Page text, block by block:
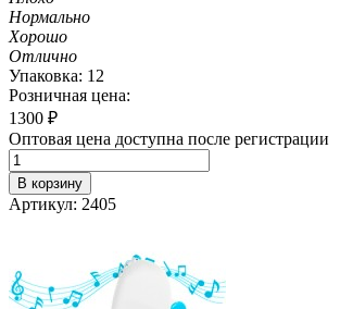
Нормально
Хорошо
Отлично
Упаковка: 12
Розничная цена:
1300 ₽
Оптовая цена доступна после регистрации
В корзину
Артикул: 2405